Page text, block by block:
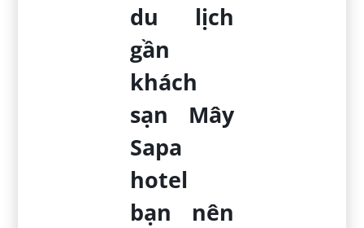
du lịch
gần
khách
sạn Mây
Sapa
hotel
bạn nên